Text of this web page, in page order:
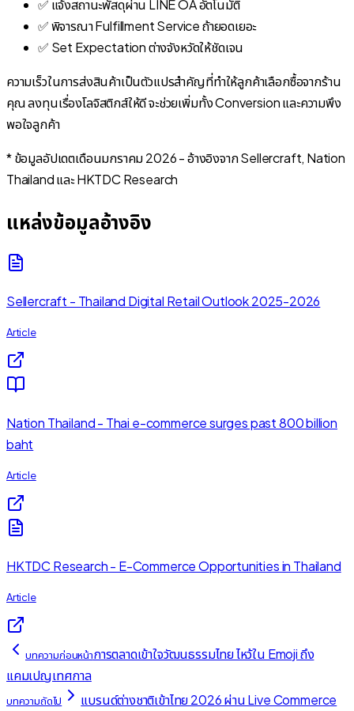
✅ แจ้งสถานะพัสดุผ่าน LINE OA อัตโนมัติ
✅ พิจารณา Fulfillment Service ถ้ายอดเยอะ
✅ Set Expectation ต่างจังหวัดให้ชัดเจน
ความเร็วในการส่งสินค้าเป็นตัวแปรสำคัญที่ทำให้ลูกค้าเลือกซื้อจากร้าน
คุณ ลงทุนเรื่องโลจิสติกส์ให้ดี จะช่วยเพิ่มทั้ง Conversion และความพึง
พอใจลูกค้า
* ข้อมูลอัปเดตเดือนมกราคม 2026 - อ้างอิงจาก Sellercraft, Nation
Thailand และ HKTDC Research
แหล่งข้อมูลอ้างอิง
Sellercraft - Thailand Digital Retail Outlook 2025-2026
Article
Nation Thailand - Thai e-commerce surges past 800 billion
baht
Article
HKTDC Research - E-Commerce Opportunities in Thailand
Article
บทความก่อนหน้าการตลาดเข้าใจวัฒนธรรมไทย ไหว้ใน Emoji ถึง
แคมเปญเทศกาล
บทความถัดไป
แบรนด์ต่างชาติเข้าไทย 2026 ผ่าน Live Commerce